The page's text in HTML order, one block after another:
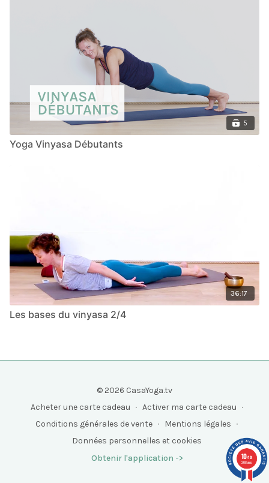
5
Yoga Vinyasa Débutants
36:17
Les bases du vinyasa 2/4
© 2026 CasaYoga.tv
Acheter une carte cadeau ∙ Activer ma carte cadeau ∙
Conditions générales de vente ∙ Mentions légales ∙
Données personnelles et cookies
Obtenir l'application ->
10/10
208 avis